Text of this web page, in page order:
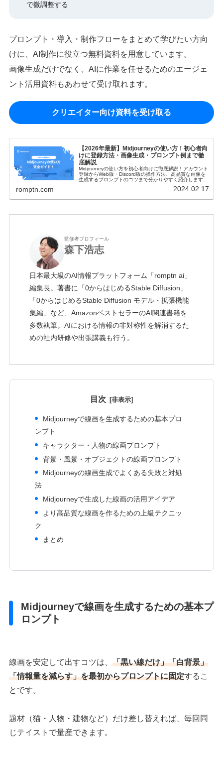
で微調整する
プロンプト・導入・制作フローをまとめて学びたい方向
けに、AI制作に役立つ無料資料を用意しています。
画像生成だけでなく、AIに作業を任せるためのエージェ
ント活用資料もあわせて受け取れます。
クリエイター向け資料を受け取る
【2026年最新】Midjourneyの使い方！初心者向
けに登録方法・画像生成・プロンプト例まで徹
底解説
Midjourneyの使い方を初心者向けに徹底解説！アカウント
登録からWeb版・Discord版の操作方法、高品質な画像を
生成するプロンプトのコツまで分かりやすく紹介します。
romptn.com 2024.02.17
監修者プロフィール
森下浩志
日本最大級のAI情報プラットフォーム「romptn ai」
編集長。著書に「0からはじめるStable Diffusion」
「0からはじめるStable Diffusion モデル・拡張機能
集編」など、AmazonベストセラーのAI関連書籍を
多数執筆。AIにおける情報の非対称性を解消するた
めの社内研修や出張講義も行う。
目次
Midjourneyで線画を生成するための基本プロ
ンプト
キャラクター・人物の線画プロンプト
背景・風景・オブジェクトの線画プロンプト
Midjourneyの線画生成でよくある失敗と対処
法
Midjourneyで生成した線画の活用アイデア
より高品質な線画を作るための上級テクニッ
ク
まとめ
Midjourneyで線画を生成するための基本プ
ロンプト
線画を安定して出すコツは、「黒い線だけ」「白背景」
「情報量を減らす」を最初からプロンプトに固定するこ
とです。
題材（猫・人物・建物など）だけ差し替えれば、毎回同
じテイストで量産できます。